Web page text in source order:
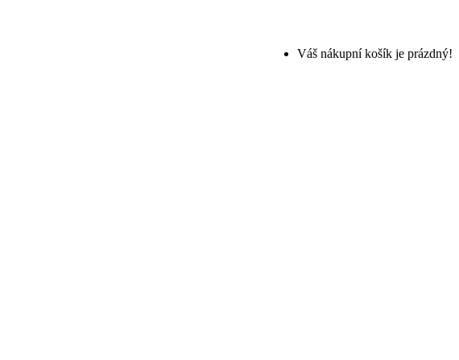
Váš nákupní košík je prázdný!